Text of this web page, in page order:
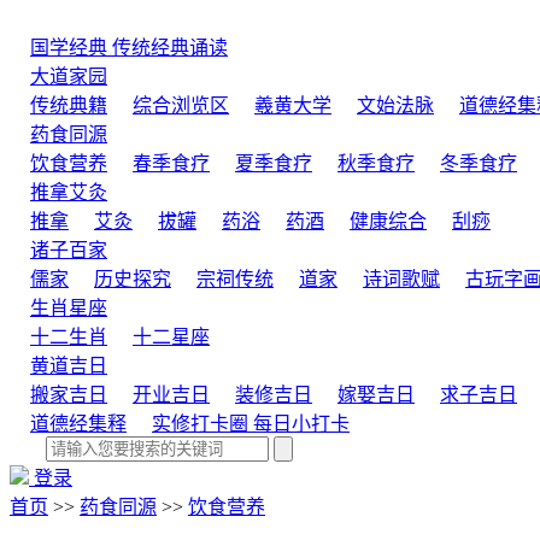
国学经典 传统经典诵读
大道家园
传统典籍
综合浏览区 羲黄大学 文始法脉
道德经集
药食同源
饮食营养
春季食疗 夏季食疗 秋季食疗 冬季食疗
推拿艾灸
推拿
艾灸 拔罐 药浴 药酒 健康综合
刮痧
诸子百家
儒家
历史探究 宗祠传统 道家 诗词歌赋 古玩字画
生肖星座
十二生肖
十二星座
黄道吉日
搬家吉日
开业吉日 装修吉日 嫁娶吉日
求子吉日
道德经集释
实修打卡圈 每日小打卡
登录
首页 >> 药食同源 >> 饮食营养